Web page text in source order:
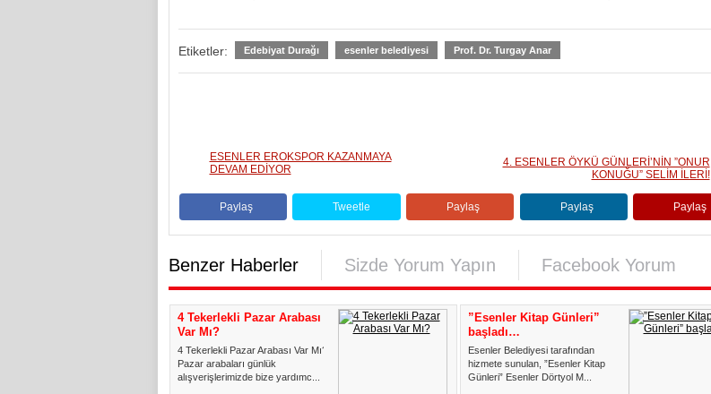
Etiketler: Edebiyat Durağı esenler belediyesi Prof. Dr. Turgay Anar
ESENLER EROKSPOR KAZANMAYA
DEVAM EDİYOR
4. ESENLER ÖYKÜ GÜNLERİ’NİN ”ONUR
KONUĞU” SELİM İLERİ!
Paylaş Tweetle Paylaş Paylaş Paylaş
Benzer Haberler Sizde Yorum Yapın Facebook Yorum
4 Tekerlekli Pazar Arabası
Var Mı?
4 Tekerlekli Pazar Arabası Var Mı?
Pazar arabaları günlük
alışverişlerimizde bize yardımc...
”Esenler Kitap Günleri”
başladı…
Esenler Belediyesi tarafından
hizmete sunulan, ”Esenler Kitap
Günleri” Esenler Dörtyol M...